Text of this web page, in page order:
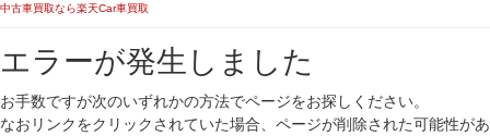
中古車買取なら楽天Car車買取
エラーが発生しました
お手数ですが次のいずれかの方法でページをお探しください。
なおリンクをクリックされていた場合、ページが削除された可能性があ